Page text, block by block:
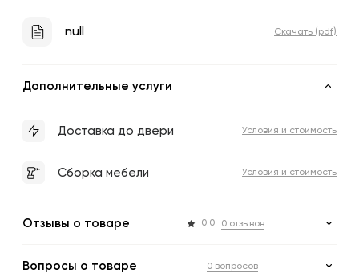
null Скачать (pdf)
Дополнительные услуги
Доставка до двери Условия и стоимость
Сборка мебели Условия и стоимость
Отзывы о товаре 0.0 0 отзывов
Вопросы о товаре 0 вопросов